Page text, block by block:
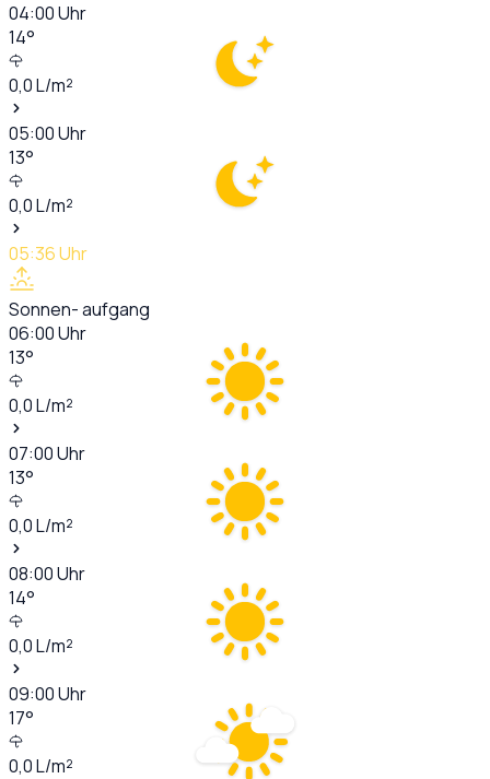
04:00Uhr
14°
0,0L/m²
05:00Uhr
13°
0,0L/m²
05:36Uhr
Sonnen- aufgang
06:00Uhr
13°
0,0L/m²
07:00Uhr
13°
0,0L/m²
08:00Uhr
14°
0,0L/m²
09:00Uhr
17°
0,0L/m²